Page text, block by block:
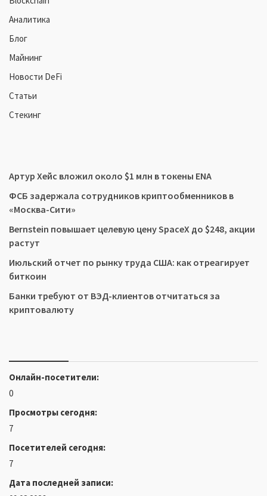
Аналитика
Блог
Майнинг
Новости DeFi
Статьи
Стекинг
Артур Хейс вложил около $1 млн в токены ENA
ФСБ задержала сотрудников криптообменников в
«Москва-Сити»
Bernstein повышает целевую цену SpaceX до $248, акции
растут
Июльский отчет по рынку труда США: как отреагирует
биткоин
Банки требуют от ВЭД-клиентов отчитаться за
криптовалюту
Онлайн-посетители:
0
Просмотры сегодня:
7
Посетителей сегодня:
7
Дата последней записи: